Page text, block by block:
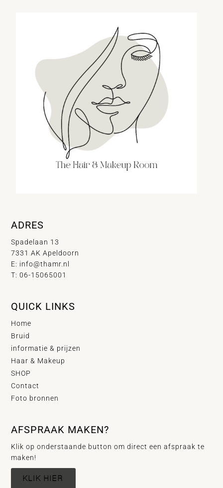
ADRES
Spadelaan 13
7331 AK Apeldoorn
E: info@thamr.nl
T: 06-15065001
QUICK LINKS
Home
Bruid
informatie & prijzen
Haar & Makeup
SHOP
Contact
Foto bronnen
AFSPRAAK MAKEN?
Klik op onderstaande button om direct een afspraak te
maken!
KLIK HIER